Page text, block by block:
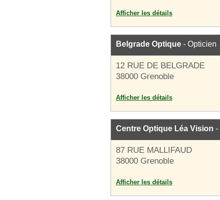
Afficher les détails
Belgrade Optique - Opticien
12 RUE DE BELGRADE
38000 Grenoble
Afficher les détails
Centre Optique Léa Vision -
87 RUE MALLIFAUD
38000 Grenoble
Afficher les détails